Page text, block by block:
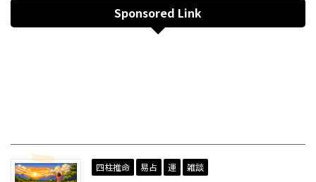
Sponsored Link
四柱推命 易占 運 雑談